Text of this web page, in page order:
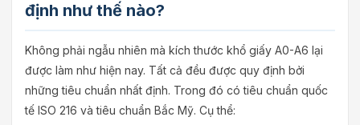
định như thế nào?
Không phải ngẫu nhiên mà kích thước khổ giấy A0-A6 lại
được làm như hiện nay. Tất cả đều được quy định bởi
những tiêu chuẩn nhất định. Trong đó có tiêu chuẩn quốc
tế ISO 216 và tiêu chuẩn Bắc Mỹ. Cụ thể: